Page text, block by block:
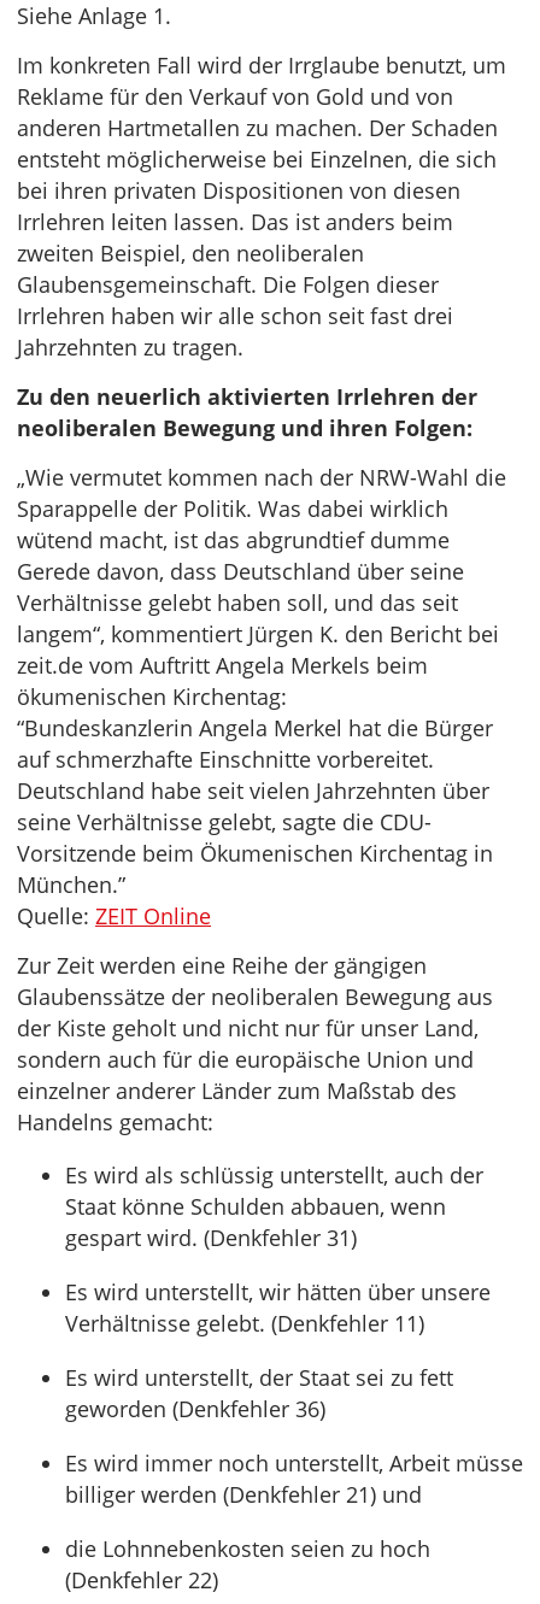
Siehe Anlage 1.
Im konkreten Fall wird der Irrglaube benutzt, um
Reklame für den Verkauf von Gold und von
anderen Hartmetallen zu machen. Der Schaden
entsteht möglicherweise bei Einzelnen, die sich
bei ihren privaten Dispositionen von diesen
Irrlehren leiten lassen. Das ist anders beim
zweiten Beispiel, den neoliberalen
Glaubensgemeinschaft. Die Folgen dieser
Irrlehren haben wir alle schon seit fast drei
Jahrzehnten zu tragen.
Zu den neuerlich aktivierten Irrlehren der
neoliberalen Bewegung und ihren Folgen:
„Wie vermutet kommen nach der NRW-Wahl die
Sparappelle der Politik. Was dabei wirklich
wütend macht, ist das abgrundtief dumme
Gerede davon, dass Deutschland über seine
Verhältnisse gelebt haben soll, und das seit
langem“, kommentiert Jürgen K. den Bericht bei
zeit.de vom Auftritt Angela Merkels beim
ökumenischen Kirchentag:
“Bundeskanzlerin Angela Merkel hat die Bürger
auf schmerzhafte Einschnitte vorbereitet.
Deutschland habe seit vielen Jahrzehnten über
seine Verhältnisse gelebt, sagte die CDU-
Vorsitzende beim Ökumenischen Kirchentag in
München.”
Quelle: ZEIT Online
Zur Zeit werden eine Reihe der gängigen
Glaubenssätze der neoliberalen Bewegung aus
der Kiste geholt und nicht nur für unser Land,
sondern auch für die europäische Union und
einzelner anderer Länder zum Maßstab des
Handelns gemacht:
Es wird als schlüssig unterstellt, auch der
Staat könne Schulden abbauen, wenn
gespart wird. (Denkfehler 31)
Es wird unterstellt, wir hätten über unsere
Verhältnisse gelebt. (Denkfehler 11)
Es wird unterstellt, der Staat sei zu fett
geworden (Denkfehler 36)
Es wird immer noch unterstellt, Arbeit müsse
billiger werden (Denkfehler 21) und
die Lohnnebenkosten seien zu hoch
(Denkfehler 22)